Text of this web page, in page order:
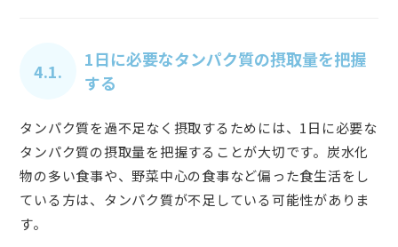
4.1.
1日に必要なタンパク質の摂取量を把握
する
タンパク質を過不足なく摂取するためには、1日に必要な
タンパク質の摂取量を把握することが大切です。炭水化
物の多い食事や、野菜中心の食事など偏った食生活をし
ている方は、タンパク質が不足している可能性がありま
す。